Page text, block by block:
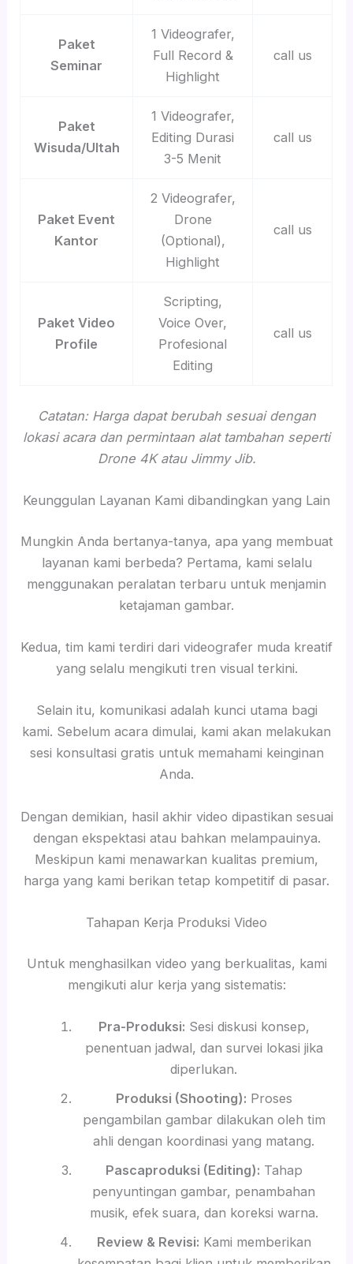
Paket
Seminar
1 Videografer,
Full Record &
Highlight
call us
Paket
Wisuda/Ultah
1 Videografer,
Editing Durasi
3-5 Menit
call us
Paket Event
Kantor
2 Videografer,
Drone
(Optional),
Highlight
call us
Paket Video
Profile
Scripting,
Voice Over,
Profesional
Editing
call us
Catatan: Harga dapat berubah sesuai dengan
lokasi acara dan permintaan alat tambahan seperti
Drone 4K atau Jimmy Jib.
Keunggulan Layanan Kami dibandingkan yang Lain
Mungkin Anda bertanya-tanya, apa yang membuat
layanan kami berbeda? Pertama, kami selalu
menggunakan peralatan terbaru untuk menjamin
ketajaman gambar.
Kedua, tim kami terdiri dari videografer muda kreatif
yang selalu mengikuti tren visual terkini.
Selain itu, komunikasi adalah kunci utama bagi
kami. Sebelum acara dimulai, kami akan melakukan
sesi konsultasi gratis untuk memahami keinginan
Anda.
Dengan demikian, hasil akhir video dipastikan sesuai
dengan ekspektasi atau bahkan melampauinya.
Meskipun kami menawarkan kualitas premium,
harga yang kami berikan tetap kompetitif di pasar.
Tahapan Kerja Produksi Video
Untuk menghasilkan video yang berkualitas, kami
mengikuti alur kerja yang sistematis:
Pra-Produksi: Sesi diskusi konsep,
penentuan jadwal, dan survei lokasi jika
diperlukan.
Produksi (Shooting): Proses
pengambilan gambar dilakukan oleh tim
ahli dengan koordinasi yang matang.
Pascaproduksi (Editing): Tahap
penyuntingan gambar, penambahan
musik, efek suara, dan koreksi warna.
Review & Revisi: Kami memberikan